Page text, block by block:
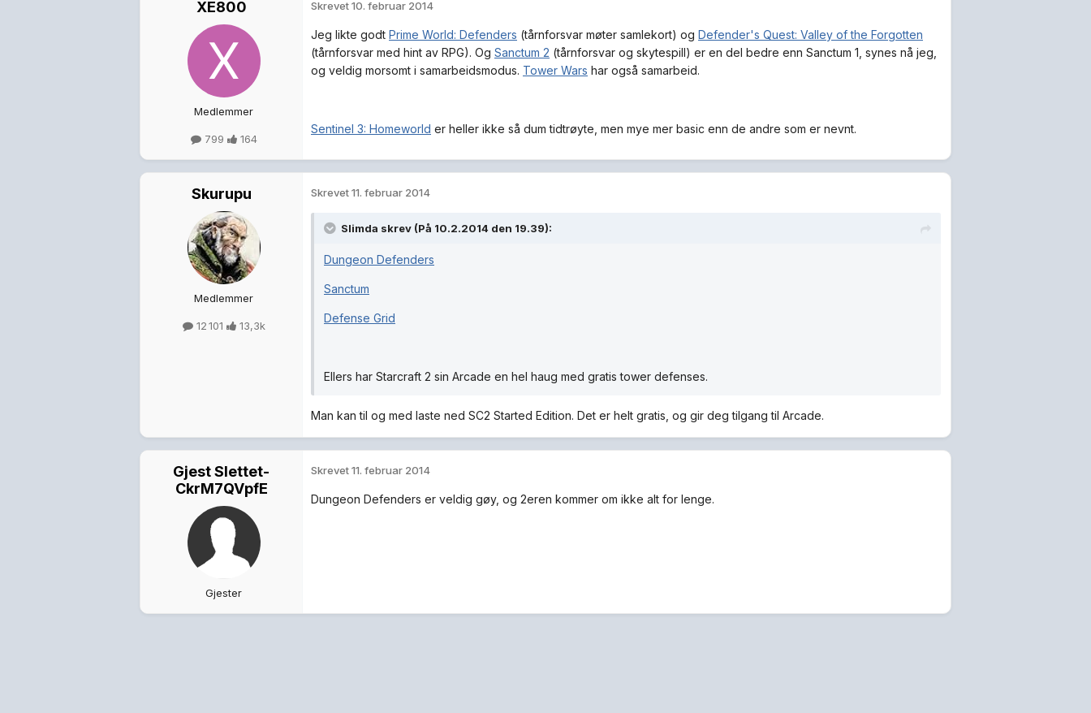
XE800
Medlemmer
799 164
Skrevet10. februar 2014
Jeg likte godt Prime World: Defenders (tårnforsvar møter samlekort) og Defender's Quest: Valley of the Forgotten
(tårnforsvar med hint av RPG). Og Sanctum 2 (tårnforsvar og skytespill) er en del bedre enn Sanctum 1, synes nå jeg,
og veldig morsomt i samarbeidsmodus. Tower Wars har også samarbeid.
Sentinel 3: Homeworld er heller ikke så dum tidtrøyte, men mye mer basic enn de andre som er nevnt.
Skurupu
Medlemmer
12 101 13,3k
Skrevet11. februar 2014
Slimda skrev (På 10.2.2014 den 19.39):
Dungeon Defenders
Sanctum
Defense Grid
Ellers har Starcraft 2 sin Arcade en hel haug med gratis tower defenses.
Man kan til og med laste ned SC2 Started Edition. Det er helt gratis, og gir deg tilgang til Arcade.
Gjest Slettet-
CkrM7QVpfE
Gjester
Skrevet11. februar 2014
Dungeon Defenders er veldig gøy, og 2eren kommer om ikke alt for lenge.